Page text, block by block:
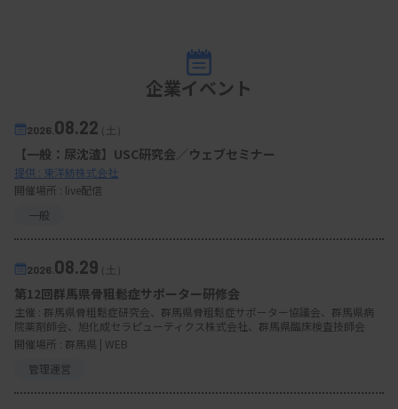
企業イベント
2026. 08.22（土）
【一般：尿沈渣】USC研究会／ウェブセミナー
提供 : 東洋紡株式会社
開催場所 : live配信
一般
2026. 08.29（土）
第12回群馬県骨粗鬆症サポーター研修会
主催 : 群馬県骨粗鬆症研究会、群馬県骨粗鬆症サポーター協議会、群馬県病
院薬剤師会、旭化成セラピューティクス株式会社、群馬県臨床検査技師会
開催場所 : 群馬県 | WEB
管理運営